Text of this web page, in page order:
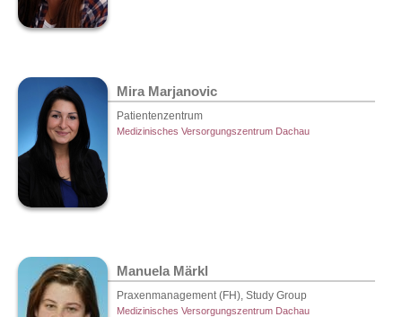
Mira Marjanovic
Patientenzentrum
Medizinisches Versorgungszentrum Dachau
Manuela Märkl
Praxenmanagement (FH), Study Group
Medizinisches Versorgungszentrum Dachau